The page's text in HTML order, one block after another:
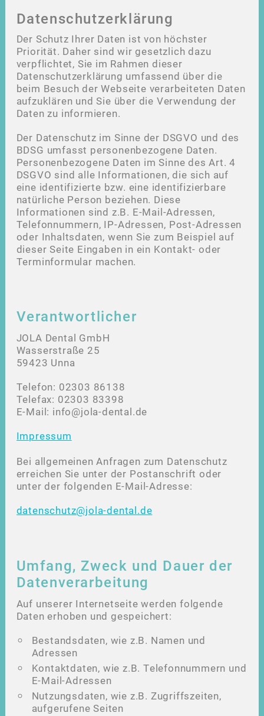
Datenschutzerklärung
Der Schutz Ihrer Daten ist von höchster
Priorität. Daher sind wir gesetzlich dazu
verpflichtet, Sie im Rahmen dieser
Datenschutzerklärung umfassend über die
beim Besuch der Webseite verarbeiteten Daten
aufzuklären und Sie über die Verwendung der
Daten zu informieren.
Der Datenschutz im Sinne der DSGVO und des
BDSG umfasst personenbezogene Daten.
Personenbezogene Daten im Sinne des Art. 4
DSGVO sind alle Informationen, die sich auf
eine identifizierte bzw. eine identifizierbare
natürliche Person beziehen. Diese
Informationen sind z.B. E-Mail-Adressen,
Telefonnummern, IP-Adressen, Post-Adressen
oder Inhaltsdaten, wenn Sie zum Beispiel auf
dieser Seite Eingaben in ein Kontakt- oder
Terminformular machen.
Verantwortlicher
JOLA Dental GmbH
Wasserstraße 25
59423 Unna
Telefon: 02303 86138
Telefax: 02303 83398
E-Mail: info@jola-dental.de
Impressum
Bei allgemeinen Anfragen zum Datenschutz
erreichen Sie unter der Postanschrift oder
unter der folgenden E-Mail-Adresse:
datenschutz@jola-dental.de
Umfang, Zweck und Dauer der
Datenverarbeitung
Auf unserer Internetseite werden folgende
Daten erhoben und gespeichert:
Bestandsdaten, wie z.B. Namen und
Adressen
Kontaktdaten, wie z.B. Telefonnummern und
E-Mail-Adressen
Nutzungsdaten, wie z.B. Zugriffszeiten,
aufgerufene Seiten